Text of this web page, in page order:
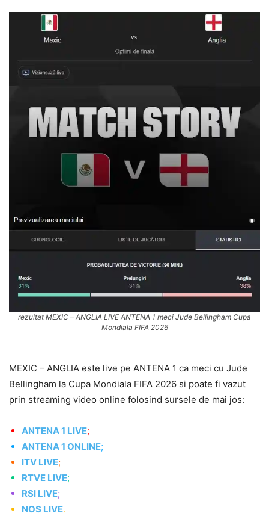
rezultat MEXIC – ANGLIA LIVE ANTENA 1 meci Jude Bellingham Cupa
Mondiala FIFA 2026
MEXIC – ANGLIA este live pe ANTENA 1 ca meci cu Jude
Bellingham la Cupa Mondiala FIFA 2026 si poate fi vazut
prin streaming video online folosind sursele de mai jos:
ANTENA 1 LIVE;
ANTENA 1 ONLINE;
ITV LIVE;
RTVE LIVE;
RSI LIVE;
NOS LIVE.